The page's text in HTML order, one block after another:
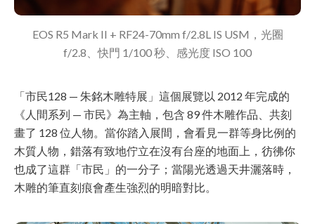
EOS R5 Mark II + RF24-70mm f/2.8L IS USM，光圈
f/2.8、快門 1/100 秒、感光度 ISO 100
「市民128 — 朱銘木雕特展」這個展覽以 2012 年完成的
《人間系列 — 市民》為主軸，包含 89 件木雕作品、共刻
畫了 128 位人物。當你踏入展間，會看見一群等身比例的
木質人物，錯落有致地佇立在沒有台座的地面上，彷彿你
也成了這群「市民」的一分子；當陽光透過天井灑落時，
木雕的筆直刻痕會產生強烈的明暗對比。